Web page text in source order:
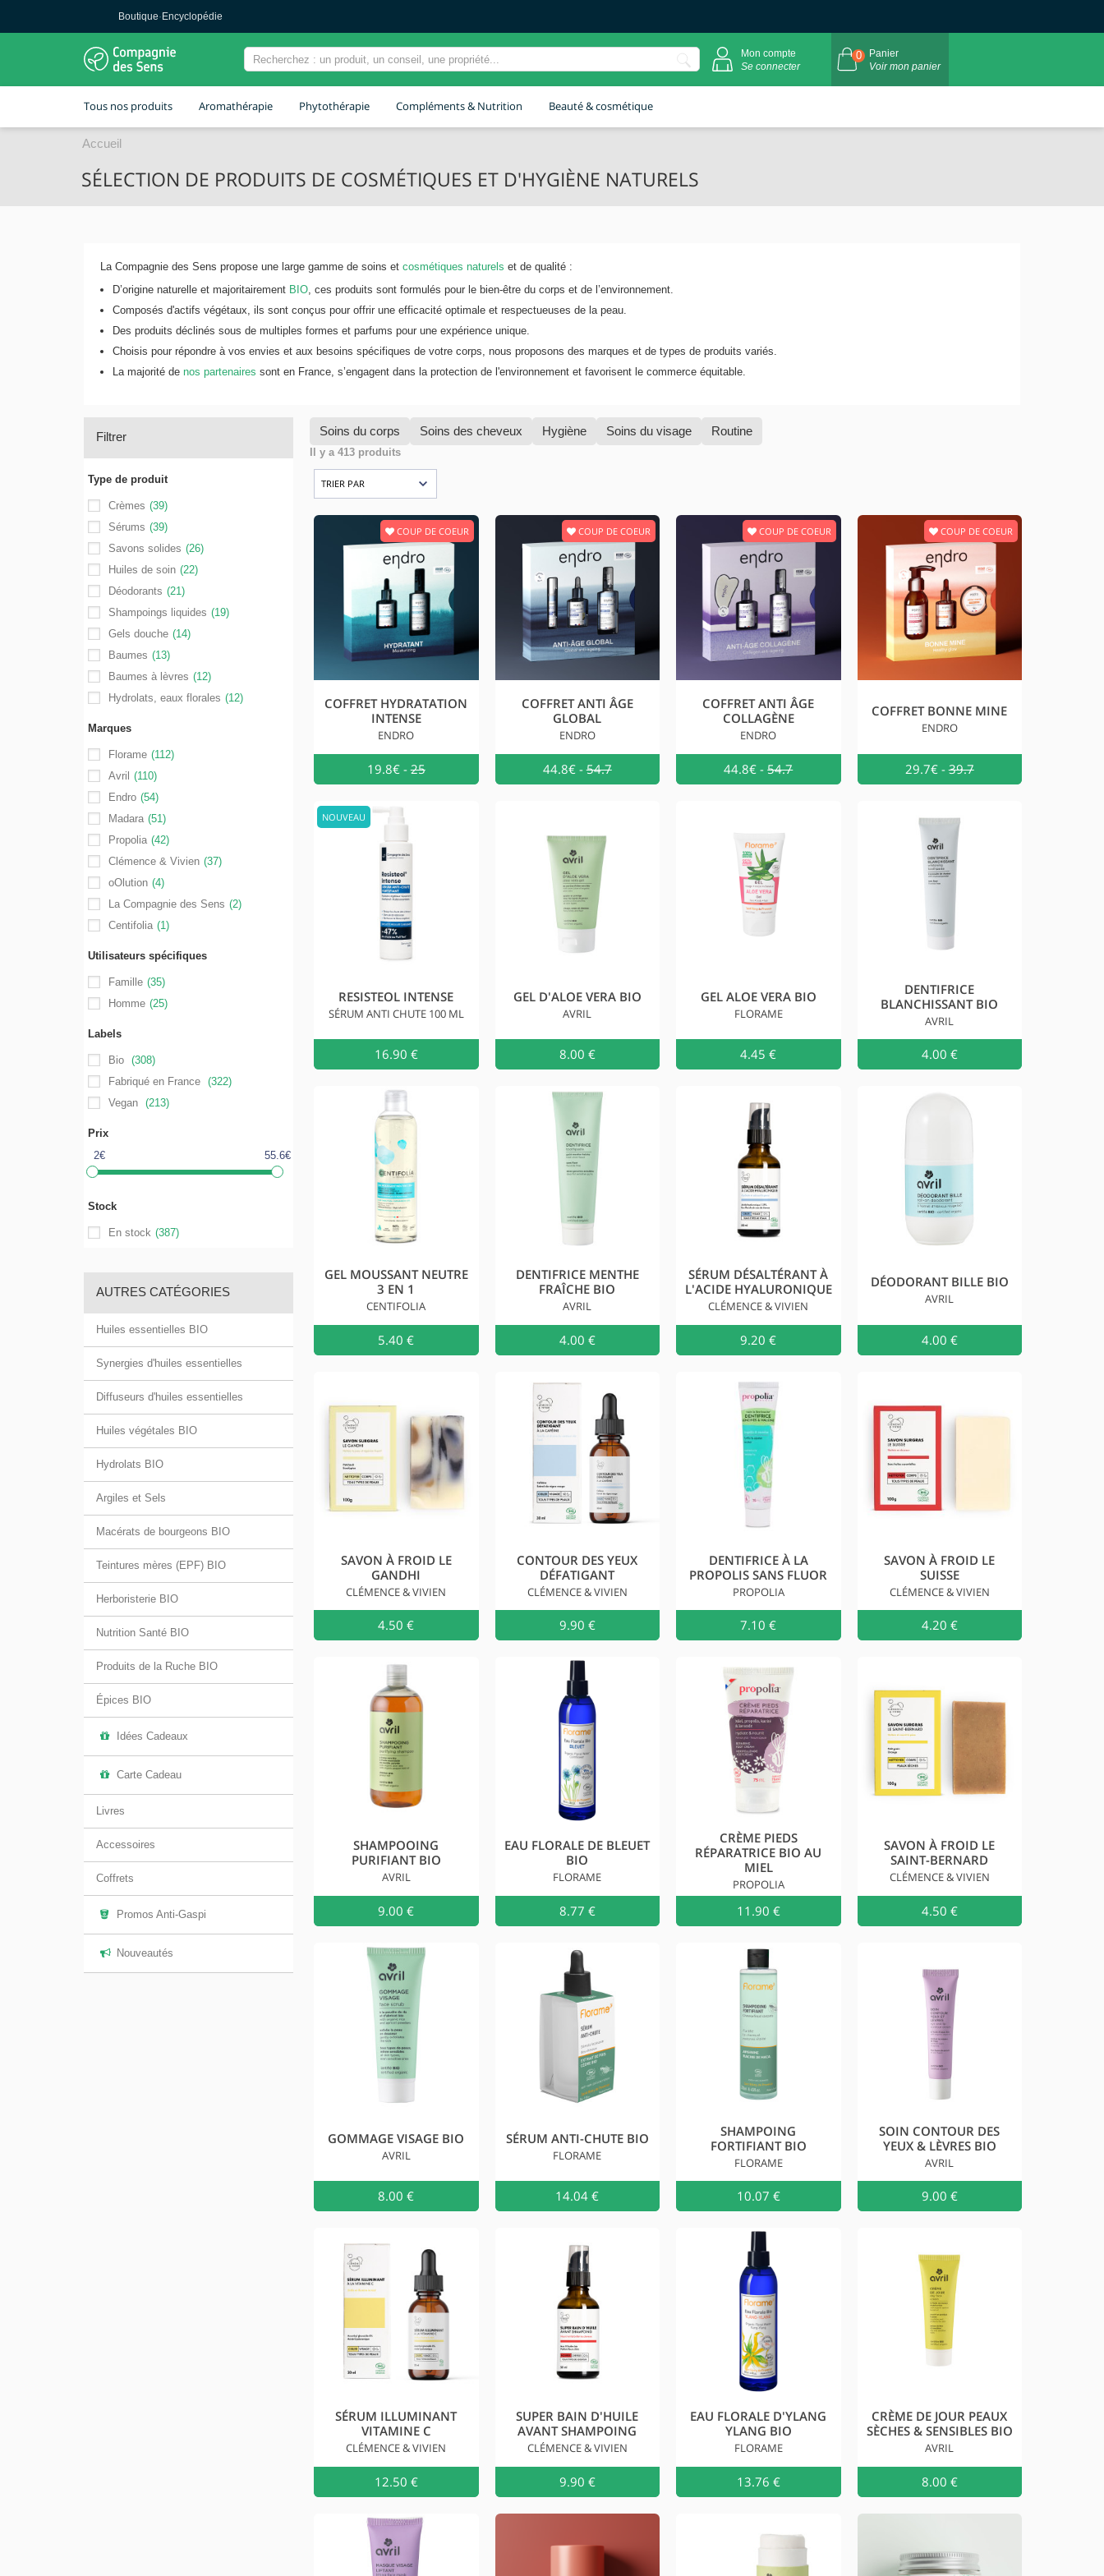
Boutique· Encyclopédie
Mon compte
Se connecter
0
Panier
Voir mon panier
Tous nos produits Aromathérapie Phytothérapie Compléments & Nutrition Beauté & cosmétique
Accueil
SÉLECTION DE PRODUITS DE COSMÉTIQUES ET D'HYGIÈNE NATURELS
La Compagnie des Sens propose une large gamme de soins et cosmétiques naturels et de qualité :
D’origine naturelle et majoritairement BIO, ces produits sont formulés pour le bien-être du corps et de l’environnement.
Composés d'actifs végétaux, ils sont conçus pour offrir une efficacité optimale et respectueuses de la peau.
Des produits déclinés sous de multiples formes et parfums pour une expérience unique.
Choisis pour répondre à vos envies et aux besoins spécifiques de votre corps, nous proposons des marques et de types de produits variés.
La majorité de nos partenaires sont en France, s’engagent dans la protection de l'environnement et favorisent le commerce équitable.
Filtrer
Type de produit
Crèmes (39)
Sérums (39)
Savons solides (26)
Huiles de soin (22)
Déodorants (21)
Shampoings liquides (19)
Gels douche (14)
Baumes (13)
Baumes à lèvres (12)
Hydrolats, eaux florales (12)
Marques
Florame (112)
Avril (110)
Endro (54)
Madara (51)
Propolia (42)
Clémence & Vivien (37)
oOlution (4)
La Compagnie des Sens (2)
Centifolia (1)
Utilisateurs spécifiques
Famille (35)
Homme (25)
Labels
Bio (308)
Fabriqué en France (322)
Vegan (213)
Prix
2€
55.6€
Stock
En stock (387)
AUTRES CATÉGORIES
Huiles essentielles BIO
Synergies d'huiles essentielles
Diffuseurs d'huiles essentielles
Huiles végétales BIO
Hydrolats BIO
Argiles et Sels
Macérats de bourgeons BIO
Teintures mères (EPF) BIO
Herboristerie BIO
Nutrition Santé BIO
Produits de la Ruche BIO
Épices BIO
Idées Cadeaux
Carte Cadeau
Livres
Accessoires
Coffrets
Promos Anti-Gaspi
Nouveautés
Soins du corps Soins des cheveux Hygiène Soins du visage Routine
Il y a 413 produits
COUP DE COEUR
COFFRET HYDRATATION
INTENSE
ENDRO
19.8€ -25 Ajouter au
COUP DE COEUR
COFFRET ANTI ÂGE
GLOBAL
ENDRO
44.8€ -54.7 Ajouter au
COUP DE COEUR
COFFRET ANTI ÂGE
COLLAGÈNE
ENDRO
44.8€-54.7 Ajouter au
COUP DE COEUR
COFFRET BONNE MINE
ENDRO
29.7€ -39.7
NOUVEAU
RESISTEOL INTENSE
SÉRUM ANTI CHUTE 100 ML
16.90 € Ajouter au
GEL D'ALOE VERA BIO
AVRIL
8.00 € Ajouter au
GEL ALOE VERA BIO
FLORAME
4.45 € Ajouter au
DENTIFRICE
BLANCHISSANT BIO
AVRIL
4.00 €
GEL MOUSSANT NEUTRE
3 EN 1
CENTIFOLIA
5.40 € Ajouter au
DENTIFRICE MENTHE
FRAÎCHE BIO
AVRIL
4.00 € Ajouter au
SÉRUM DÉSALTÉRANT À
L'ACIDE HYALURONIQUE
CLÉMENCE & VIVIEN
9.20 € Ajouter au
DÉODORANT BILLE BIO
AVRIL
4.00 €
SAVON À FROID LE
GANDHI
CLÉMENCE & VIVIEN
4.50 € Ajouter au
CONTOUR DES YEUX
DÉFATIGANT
CLÉMENCE & VIVIEN
9.90 € Ajouter au
DENTIFRICE À LA
PROPOLIS SANS FLUOR
PROPOLIA
7.10 € Ajouter au
SAVON À FROID LE
SUISSE
CLÉMENCE & VIVIEN
4.20 €
SHAMPOOING
PURIFIANT BIO
AVRIL
9.00 € Ajouter au
EAU FLORALE DE BLEUET
BIO
FLORAME
8.77 € Ajouter au
CRÈME PIEDS
RÉPARATRICE BIO AU
MIEL
PROPOLIA
11.90 € Ajouter au
SAVON À FROID LE
SAINT-BERNARD
CLÉMENCE & VIVIEN
4.50 €
GOMMAGE VISAGE BIO
AVRIL
8.00 € Ajouter au
SÉRUM ANTI-CHUTE BIO
FLORAME
14.04 € Ajouter au
SHAMPOING
FORTIFIANT BIO
FLORAME
10.07 € Ajouter au
SOIN CONTOUR DES
YEUX & LÈVRES BIO
AVRIL
9.00 €
SÉRUM ILLUMINANT
VITAMINE C
CLÉMENCE & VIVIEN
12.50 € Ajouter au
SUPER BAIN D'HUILE
AVANT SHAMPOING
CLÉMENCE & VIVIEN
9.90 € Ajouter au
EAU FLORALE D'YLANG
YLANG BIO
FLORAME
13.76 € Ajouter au
CRÈME DE JOUR PEAUX
SÈCHES & SENSIBLES BIO
AVRIL
8.00 €